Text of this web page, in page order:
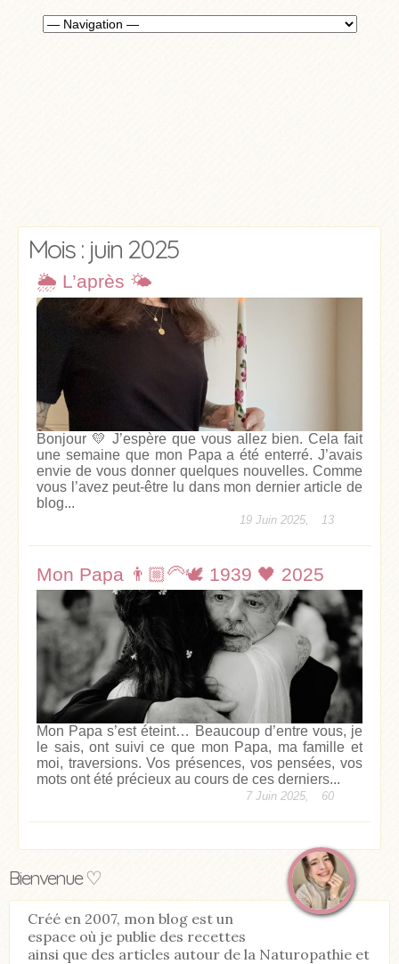
Mois : juin 2025
🌦️ L’après 🌤️
Bonjour 💛 J’espère que vous allez bien. Cela fait
une semaine que mon Papa a été enterré. J’avais
envie de vous donner quelques nouvelles. Comme
vous l’avez peut-être lu dans mon dernier article de
blog...
19 Juin 2025, 13
Mon Papa 👨🏼‍🦳🕊️ 1939 🖤 2025
Mon Papa s’est éteint… Beaucoup d’entre vous, je
le sais, ont suivi ce que mon Papa, ma famille et
moi, traversions. Vos présences, vos pensées, vos
mots ont été précieux au cours de ces derniers...
7 Juin 2025, 60
Bienvenue ♡
Créé en 2007, mon blog est un
espace où je publie des recettes
ainsi que des articles autour de la Naturopathie et